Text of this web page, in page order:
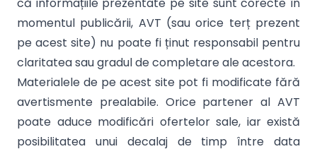
momentul publicării, AVT (sau orice terț prezent
pe acest site) nu poate fi ținut responsabil pentru
claritatea sau gradul de completare ale acestora.
Materialele de pe acest site pot fi modificate fără
avertismente prealabile. Orice partener al AVT
poate aduce modificări ofertelor sale, iar există
posibilitatea unui decalaj de timp între data